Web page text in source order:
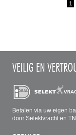
1
VEILIG EN
Betalen via uw eigen
door Selektvracht en